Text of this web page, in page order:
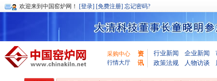
欢迎来到中国窑炉网！ [登录] [免费注册] 忘记密码?
采购中心
行情大厅
资
讯
行业新闻 企业新闻
政策法规
人物访谈